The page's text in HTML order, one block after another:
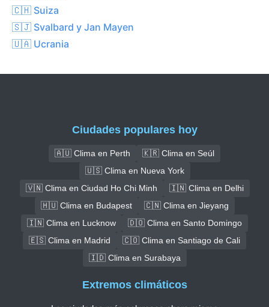
🇨🇭 Suiza
🇸🇯 Svalbard y Jan Mayen
🇺🇦 Ucrania
Ciudades populares hoy
🇦🇺 Clima en Perth
🇰🇷 Clima en Seúl
🇺🇸 Clima en Nueva York
🇻🇳 Clima en Ciudad Ho Chi Minh
🇮🇳 Clima en Delhi
🇭🇺 Clima en Budapest
🇨🇳 Clima en Jieyang
🇮🇳 Clima en Lucknow
🇩🇴 Clima en Santo Domingo
🇪🇸 Clima en Madrid
🇨🇴 Clima en Santiago de Cali
🇮🇩 Clima en Surabaya
Extremos climáticos